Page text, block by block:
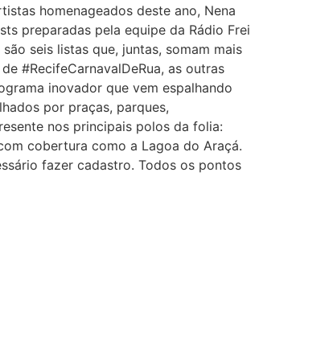
homenageados deste ano, Nena
preparadas pela equipe da Rádio Frei
seis listas que, juntas, somam mais
#RecifeCarnavalDeRua, as outras
inovador que vem espalhando
por praças, parques,
nos principais polos da folia:
cobertura como a Lagoa do Araçá.
fazer cadastro. Todos os pontos